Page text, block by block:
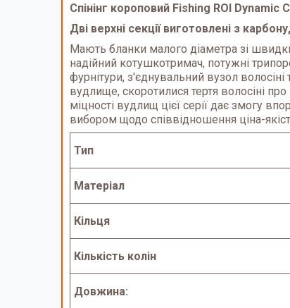
Спінінг короповий Fishing ROI Dynamic
Дві верхні секції виготовлені з
Мають бланки малого діаметра зі
надійний котушкотримач, потужні
фурнітури, з'єднувальний вузол
вудлище, скоротилися тертя волосіні
міцності вудлищ цієї серії дає змогу
вибором щодо співвідношення ціна-
Тип
Матеріал
Кільця
Кількість колін
Довжина: